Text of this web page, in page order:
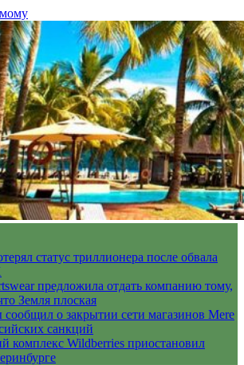
статус триллионера после обвала
предложила отдать компанию тому,
Земля плоская
о закрытии сети магазинов Mere
санкций
комплекс Wildberries приостановил